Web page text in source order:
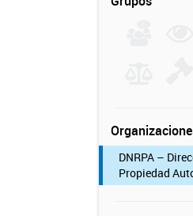
DNRPA –
Propiedad